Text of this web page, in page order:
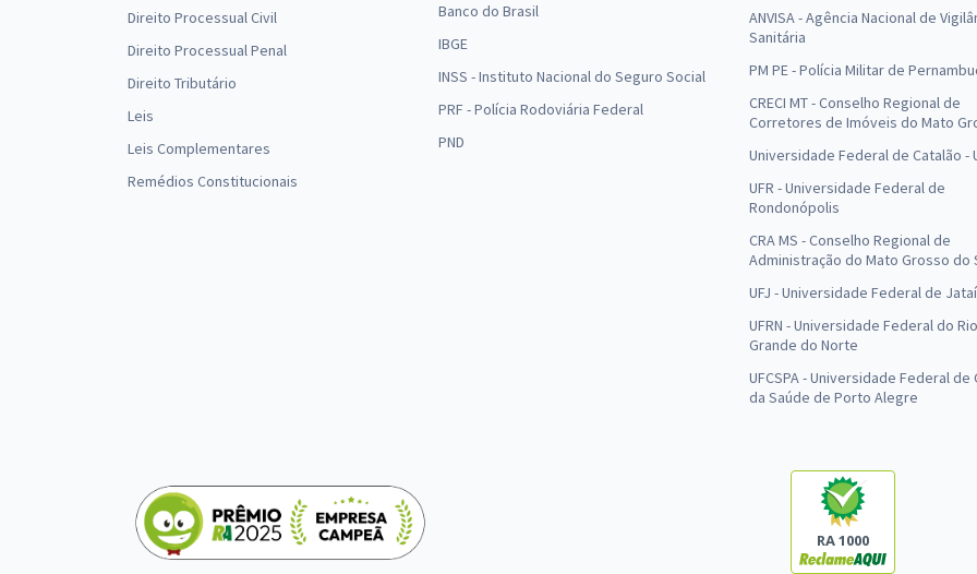
Direito Processual Civil
Direito Processual Penal
Direito Tributário
Leis
Leis Complementares
Remédios Constitucionais
Banco do Brasil
IBGE
INSS - Instituto Nacional do Seguro Social
PRF - Polícia Rodoviária Federal
PND
ANVISA - Agência Nacional de
Sanitária
PM PE - Polícia Militar de
CRECI MT - Conselho Regional de
Corretores de Imóveis do Mato
Universidade Federal de Catalão -
UFR - Universidade Federal de
Rondonópolis
CRA MS - Conselho Regional de
Administração do Mato Grosso do
UFJ - Universidade Federal de Jataí
UFRN - Universidade Federal do Rio
Grande do Norte
UFCSPA - Universidade Federal de
da Saúde de Porto Alegre
RA 1000